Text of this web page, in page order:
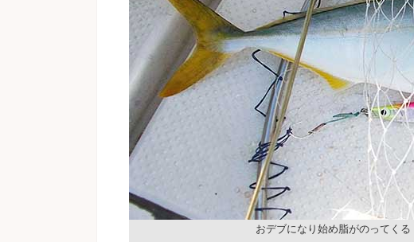
おデブになり始め脂がのってくる